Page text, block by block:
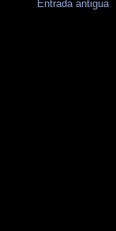
Entrada antigua